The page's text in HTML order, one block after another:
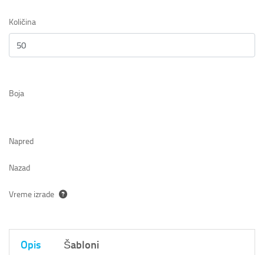
Količina
Boja
Napred
Nazad
Vreme izrade
Opis Šabloni